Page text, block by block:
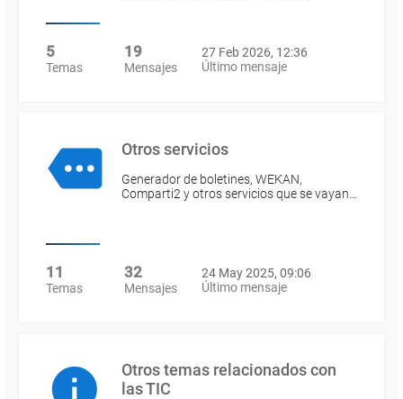
5
Temas
19
Mensajes
27 Feb 2026, 12:36
Último mensaje
Otros servicios
Generador de boletines, WEKAN,
Comparti2 y otros servicios que se vayan…
11
Temas
32
Mensajes
24 May 2025, 09:06
Último mensaje
Otros temas relacionados con
las TIC